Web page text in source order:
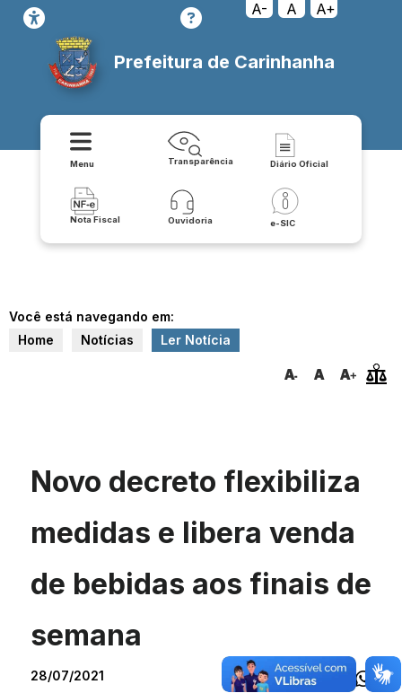
A- A A+
Prefeitura de Carinhanha
Menu Transparência Diário Oficial
Nota Fiscal Ouvidoria e-SIC
Você está navegando em:
Home
Notícias Ler Notícia
Novo decreto flexibiliza
medidas e libera venda
de bebidas aos finais de
semana
28/07/2021